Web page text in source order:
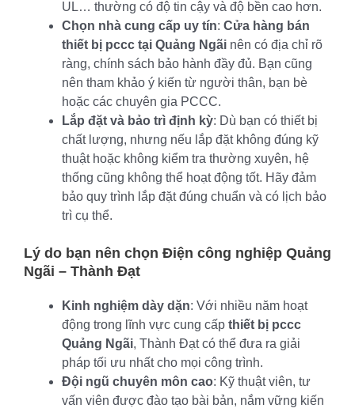
UL… thường có độ tin cậy và độ bền cao hơn.
Chọn nhà cung cấp uy tín: Cửa hàng bán
thiết bị pccc tại Quảng Ngãi nên có địa chỉ rõ
ràng, chính sách bảo hành đầy đủ. Bạn cũng
nên tham khảo ý kiến từ người thân, bạn bè
hoặc các chuyên gia PCCC.
Lắp đặt và bảo trì định kỳ: Dù bạn có thiết bị
chất lượng, nhưng nếu lắp đặt không đúng kỹ
thuật hoặc không kiểm tra thường xuyên, hệ
thống cũng không thể hoạt động tốt. Hãy đảm
bảo quy trình lắp đặt đúng chuẩn và có lịch bảo
trì cụ thể.
Lý do bạn nên chọn Điện công nghiệp Quảng
Ngãi – Thành Đạt
Kinh nghiệm dày dặn: Với nhiều năm hoạt
động trong lĩnh vực cung cấp thiết bị pccc
Quảng Ngãi, Thành Đạt có thể đưa ra giải
pháp tối ưu nhất cho mọi công trình.
Đội ngũ chuyên môn cao: Kỹ thuật viên, tư
vấn viên được đào tạo bài bản, nắm vững kiến